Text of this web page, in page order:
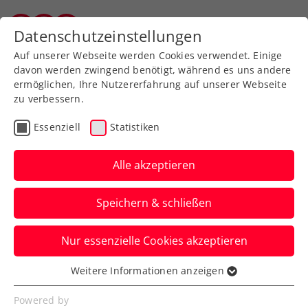
Zurück zur Newsübersicht
Turniere
Erste Bank Open:
Traumfinale zwischen
Medvedev und Sinner
Beim ATP-500-Turnier in Wien kommt es
im Endspiel am Sonntag zum Showdown
der beiden Topgesetzten.
Verfasst von: Presseaussendung / Redaktion, 28.10.2023
Datenschutzeinstellungen
Auf unserer Webseite werden Cookies verwendet. Einige
davon werden zwingend benötigt, während es uns andere
ermöglichen, Ihre Nutzererfahrung auf unserer Webseite
zu verbessern.
Essenziell Statistiken
Alle akzeptieren
Speichern & schließen
Nur essenzielle Cookies akzeptieren
Essenziell
Essenzielle Cookies werden für grundlegende
Weitere Informationen anzeigen
Powered by